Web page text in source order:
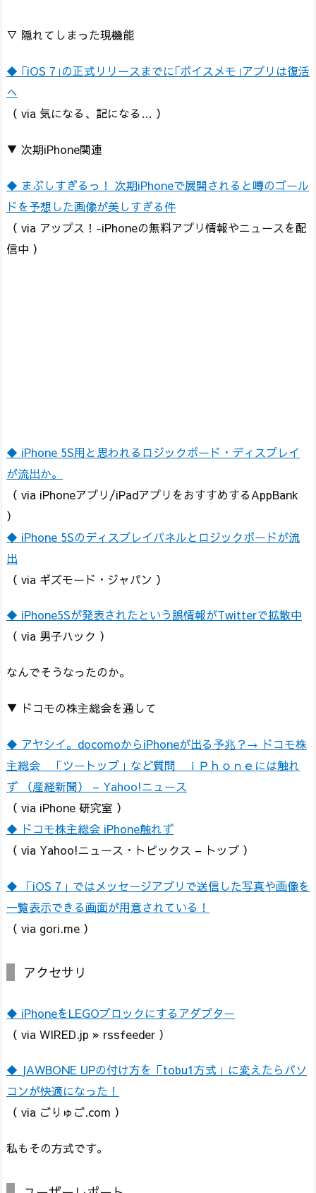
▽ 隠れてしまった現機能
◆ ｢iOS 7｣の正式リリースまでに｢ボイスメモ｣アプリは復活
へ
（ via 気になる、記になる… ）
▼ 次期iPhone関連
◆ まぶしすぎるっ！ 次期iPhoneで展開されると噂のゴール
ドを予想した画像が美しすぎる件
（ via アップス！-iPhoneの無料アプリ情報やニュースを配
信中 ）
◆ iPhone 5S用と思われるロジックボード・ディスプレイ
が流出か。
（ via iPhoneアプリ/iPadアプリをおすすめするAppBank
）
◆ iPhone 5Sのディスプレイパネルとロジックボードが流
出
（ via ギズモード・ジャパン ）
◆ iPhone5Sが発表されたという誤情報がTwitterで拡散中
（ via 男子ハック ）
なんでそうなったのか。
▼ ドコモの株主総会を通して
◆ アヤシイ。docomoからiPhoneが出る予兆？→ ドコモ株
主総会 「ツートップ」など質問 ｉＰｈｏｎｅには触れ
ず （産経新聞） – Yahoo!ニュース
（ via iPhone 研究室 ）
◆ ドコモ株主総会 iPhone触れず
（ via Yahoo!ニュース・トピックス – トップ ）
◆ 「iOS 7」ではメッセージアプリで送信した写真や画像を
一覧表示できる画面が用意されている！
（ via gori.me ）
アクセサリ
◆ iPhoneをLEGOブロックにするアダプター
（ via WIRED.jp » rssfeeder ）
◆ JAWBONE UPの付け方を「tobu1方式」に変えたらパソ
コンが快適になった！
（ via ごりゅご.com ）
私もその方式です。